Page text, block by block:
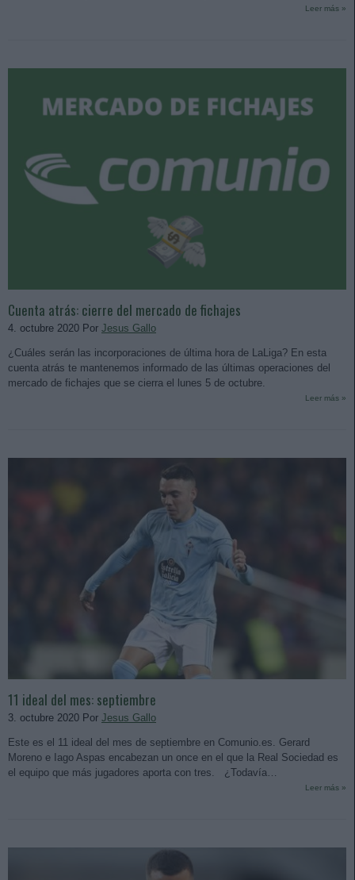
Leer más »
Cuenta atrás: cierre del mercado de fichajes
4. octubre 2020 Por Jesus Gallo
¿Cuáles serán las incorporaciones de última hora de LaLiga? En esta
cuenta atrás te mantenemos informado de las últimas operaciones del
mercado de fichajes que se cierra el lunes 5 de octubre.
Leer más »
11 ideal del mes: septiembre
3. octubre 2020 Por Jesus Gallo
Este es el 11 ideal del mes de septiembre en Comunio.es. Gerard
Moreno e Iago Aspas encabezan un once en el que la Real Sociedad es
el equipo que más jugadores aporta con tres. ¿Todavía…
Leer más »